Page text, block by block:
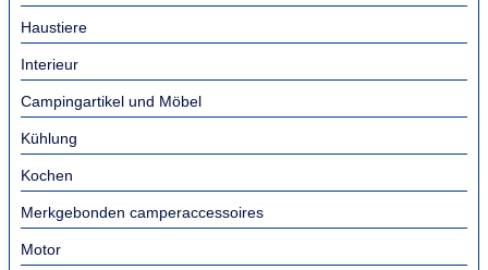
Haustiere
Interieur
Campingartikel und Möbel
Kühlung
Kochen
Merkgebonden camperaccessoires
Motor